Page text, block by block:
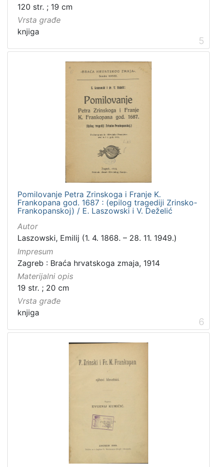
120 str. ; 19 cm
Vrsta građe
knjiga
5
Pomilovanje Petra Zrinskoga i Franje K.
Frankopana god. 1687 : (epilog tragediji Zrinsko-
Frankopanskoj) / E. Laszowski i V. Deželić
Autor
Laszowski, Emilij (1. 4. 1868. – 28. 11. 1949.)
Impresum
Zagreb : Braća hrvatskoga zmaja, 1914
Materijalni opis
19 str. ; 20 cm
Vrsta građe
knjiga
6